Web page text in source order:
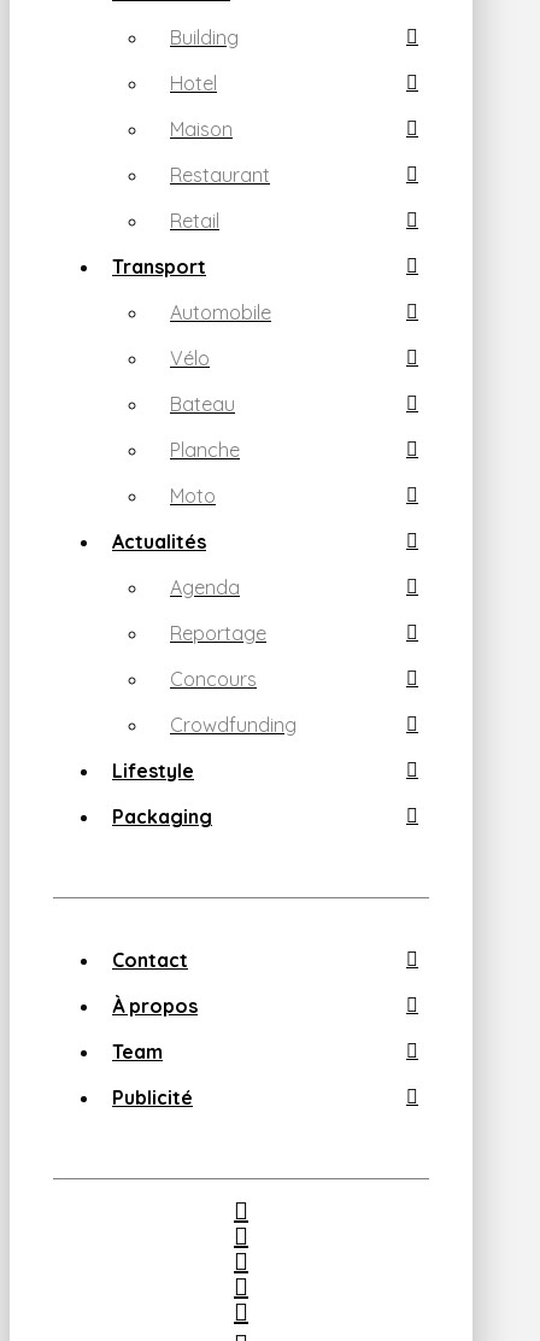
Building
Hotel
Maison
Restaurant
Retail
Transport
Automobile
Vélo
Bateau
Planche
Moto
Actualités
Agenda
Reportage
Concours
Crowdfunding
Lifestyle
Packaging
Contact
À propos
Team
Publicité